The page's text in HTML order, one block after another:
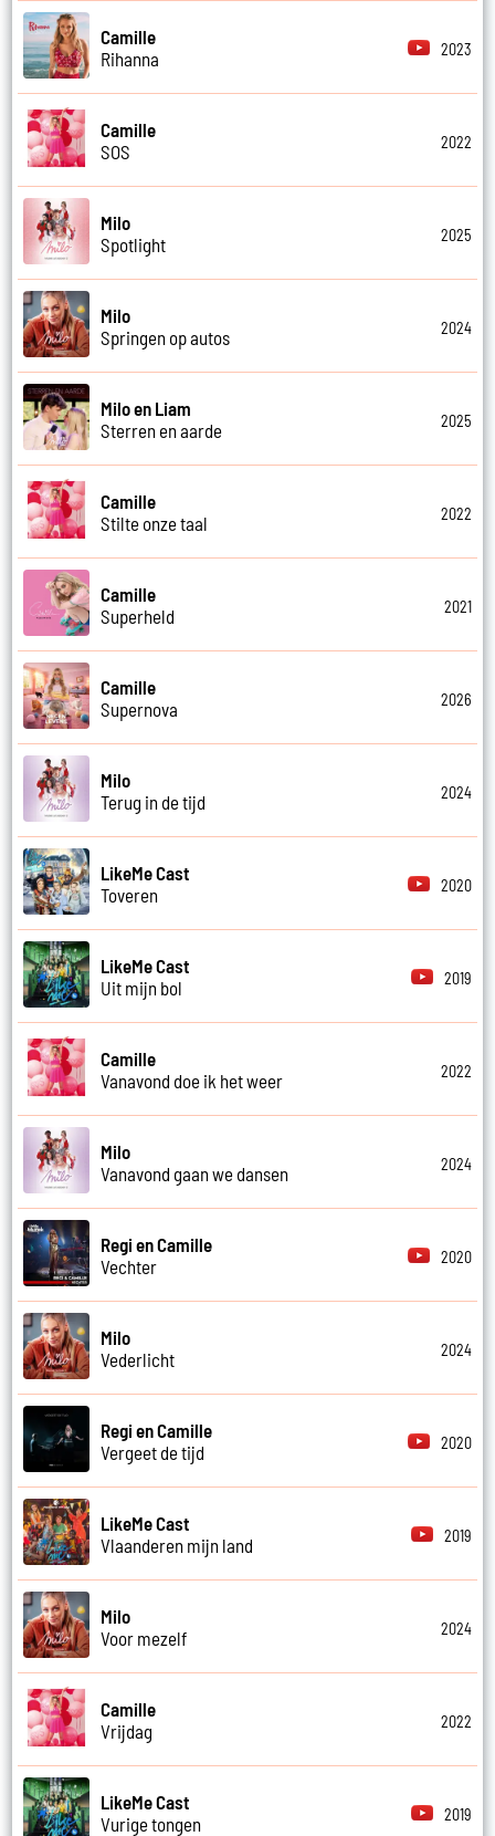
Camille
Rihanna
2023
Camille
SOS
2022
Milo
Spotlight
2025
Milo
Springen op autos
2024
Milo en Liam
Sterren en aarde
2025
Camille
Stilte onze taal
2022
Camille
Superheld
2021
Camille
Supernova
2026
Milo
Terug in de tijd
2024
LikeMe Cast
Toveren
2020
LikeMe Cast
Uit mijn bol
2019
Camille
Vanavond doe ik het weer
2022
Milo
Vanavond gaan we dansen
2024
Regi en Camille
Vechter
2020
Milo
Vederlicht
2024
Regi en Camille
Vergeet de tijd
2020
LikeMe Cast
Vlaanderen mijn land
2019
Milo
Voor mezelf
2024
Camille
Vrijdag
2022
LikeMe Cast
Vurige tongen
2019